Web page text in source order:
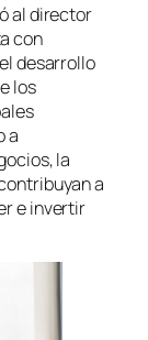
al director
con
desarrollo
los
a
la
a
e invertir